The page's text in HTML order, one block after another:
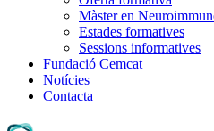
Màster en
Estades formatives
Sessions informatives
Fundació Cemcat
Notícies
Contacta